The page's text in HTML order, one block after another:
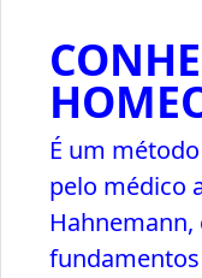
É um
pelo médico
Hahnemann,